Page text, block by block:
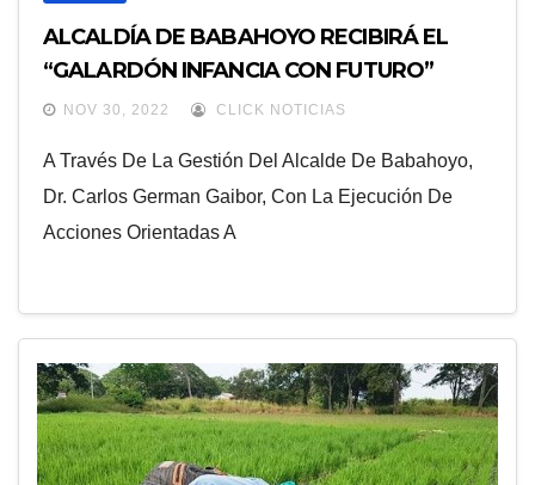
ALCALDÍA DE BABAHOYO RECIBIRÁ EL
“GALARDÓN INFANCIA CON FUTURO”
NOV 30, 2022 CLICK NOTICIAS
A Través De La Gestión Del Alcalde De Babahoyo,
Dr. Carlos German Gaibor, Con La Ejecución De
Acciones Orientadas A